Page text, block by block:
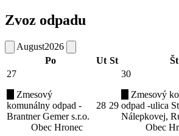
Zvoz odpadu
August2026
Po
Ut St Št
27
Zmesový
komunálny odpad -
Brantner Gemer s.r.o.
Obec Hronec
28 29
30
Zmesový
odpad -ulica
Nálepkovej,
Obec